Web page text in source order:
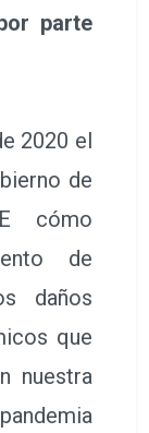
parte
2020 el
de
cómo
de
daños
que
nuestra